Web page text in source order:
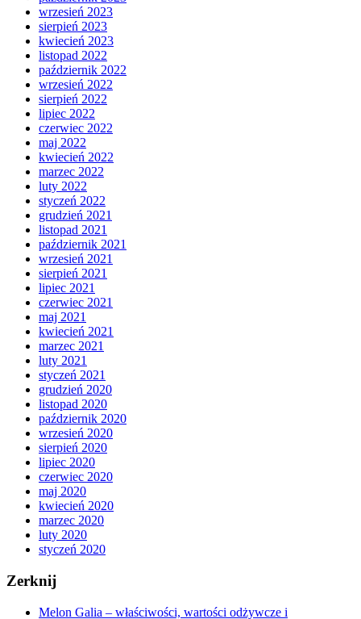
wrzesień 2023
sierpień 2023
kwiecień 2023
listopad 2022
październik 2022
wrzesień 2022
sierpień 2022
lipiec 2022
czerwiec 2022
maj 2022
kwiecień 2022
marzec 2022
luty 2022
styczeń 2022
grudzień 2021
listopad 2021
październik 2021
wrzesień 2021
sierpień 2021
lipiec 2021
czerwiec 2021
maj 2021
kwiecień 2021
marzec 2021
luty 2021
styczeń 2021
grudzień 2020
listopad 2020
październik 2020
wrzesień 2020
sierpień 2020
lipiec 2020
czerwiec 2020
maj 2020
kwiecień 2020
marzec 2020
luty 2020
styczeń 2020
Zerknij
Melon Galia – właściwości, wartości odżywcze i